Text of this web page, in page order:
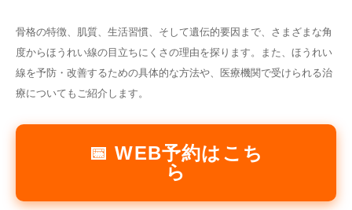
骨格の特徴、肌質、生活習慣、そして遺伝的要因まで、さまざまな角
度からほうれい線の目立ちにくさの理由を探ります。また、ほうれい
線を予防・改善するための具体的な方法や、医療機関で受けられる治
療についてもご紹介します。
📅 WEB予約はこち
ら